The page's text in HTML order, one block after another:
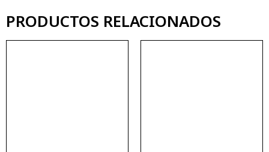
PRODUCTOS RELACIONADOS